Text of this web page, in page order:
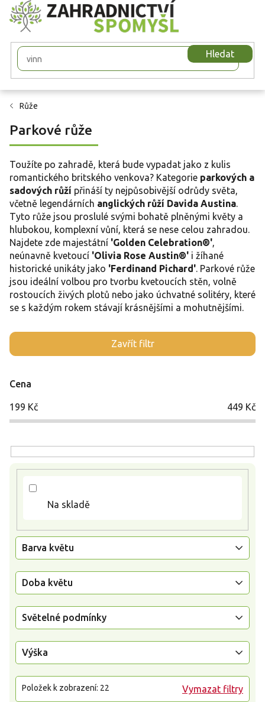
Přejít
na
obsah
Hledat
Růže
Parkové růže
Toužíte po zahradě, která bude vypadat jako z kulis
romantického britského venkova? Kategorie parkových a
sadových růží přináší ty nejpůsobivější odrůdy světa,
včetně legendárních anglických růží Davida Austina
Tyto růže jsou proslulé svými bohatě plněnými květy a
hlubokou, komplexní vůní, která se nese celou zahradou.
Najdete zde majestátní 'Golden Celebration®'
neúnavně kvetoucí 'Olivia Rose Austin®' i žíhané
historické unikáty jako 'Ferdinand Pichard' . Parkové růže
jsou ideální volbou pro tvorbu kvetoucích stěn, volně
rostoucích živých plotů nebo jako úchvatné solitéry, které
se s každým rokem stávají krásnějšími a mohutnějšími.
Zavřít filtr
Cena
199 Kč 449 Kč
Na skladě
Barva květu
Doba květu
Světelné podmínky
Výška
Vymazat filtry
Položek k zobrazení: 22
V
ý
s
p
u